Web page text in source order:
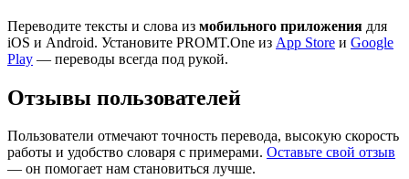
Переводите тексты и слова из мобильного приложения для
iOS и Android. Установите PROMT.One из App Store и Google
Play — переводы всегда под рукой.
Отзывы пользователей
Пользователи отмечают точность перевода, высокую скорость
работы и удобство словаря с примерами. Оставьте свой отзыв
— он помогает нам становиться лучше.